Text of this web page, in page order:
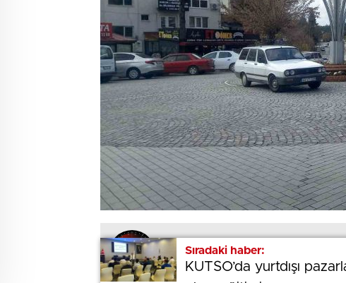
Sıradaki haber:
KUTSO’da yurtdışı
BEĞENDİM
Sıradaki haber:
KUTSO’da yurtdışı